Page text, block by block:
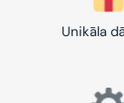
Unikāla